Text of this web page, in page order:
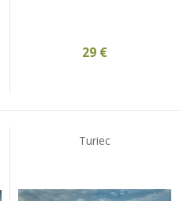
29 €
Turiec